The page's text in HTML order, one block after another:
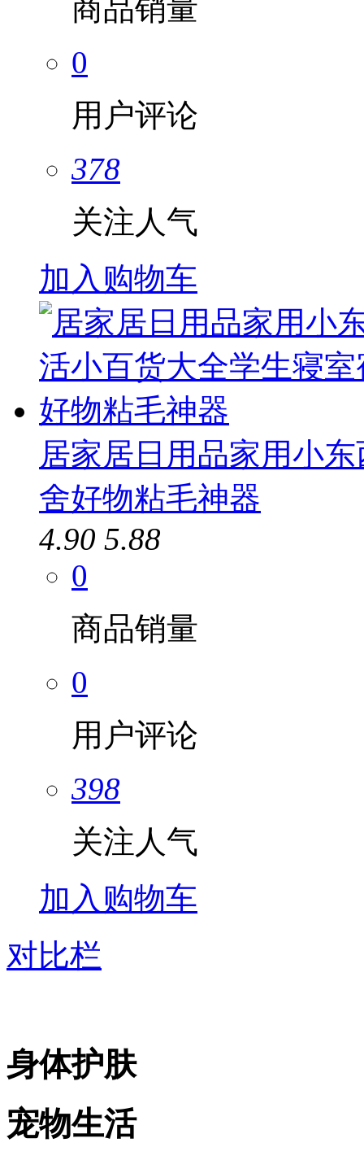
商品销量
0
用户评论
378
关注人气
加入购物车
居家居日用品家用小
舍好物粘毛神器
4.90 5.88
0
商品销量
0
用户评论
398
关注人气
加入购物车
对比栏
身体护肤
宠物生活